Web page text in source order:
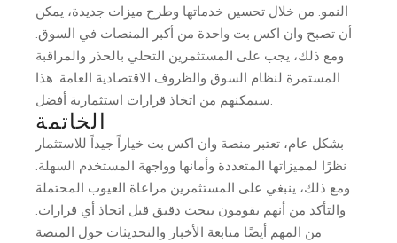
النمو. من خلال تحسين خدماتها وطرح ميزات جديدة، يمكن
أن تصبح وان اكس بت واحدة من أكبر المنصات في السوق.
ومع ذلك، يجب على المستثمرين التحلي بالحذر والمراقبة
المستمرة لنظام السوق والظروف الاقتصادية العامة. هذا
سيمكنهم من اتخاذ قرارات استثمارية أفضل.
الخاتمة
بشكل عام، تعتبر منصة وان اكس بت خياراً جيداً للاستثمار
نظرًا لمميزاتها المتعددة وأمانها وواجهة المستخدم السهلة.
ومع ذلك، ينبغي على المستثمرين مراعاة العيوب المحتملة
والتأكد من أنهم يقومون ببحث دقيق قبل اتخاذ أي قرارات.
من المهم أيضًا متابعة الأخبار والتحديثات حول المنصة